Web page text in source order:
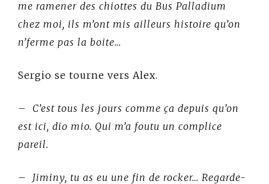
me ramener des chiottes du Bus Palladium
chez moi, ils m’ont mis ailleurs histoire qu’on
n’ferme pas la boite…
Sergio se tourne vers Alex.
– C’est tous les jours comme ça depuis qu’on
est ici, dio mio. Qui m’a foutu un complice
pareil.
– Jiminy, tu as eu une fin de rocker… Regarde-